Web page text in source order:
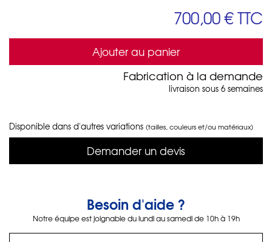
700,00 €TTC
Ajouter au panier
Fabrication à la demande
livraison sous 6 semaines
Disponible dans d'autres variations (tailles, couleurs et/ou matériaux)
Demander un devis
Besoin d'aide ?
Notre équipe est joignable du lundi au samedi de 10h à 19h